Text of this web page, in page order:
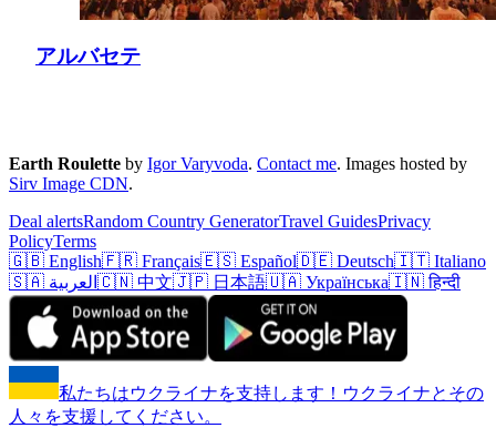
アルバセテ
Earth Roulette by Igor Varyvoda. Contact me. Images hosted by
Sirv Image CDN.
Deal alertsRandom Country GeneratorTravel GuidesPrivacy
PolicyTerms
🇬🇧 English🇫🇷 Français🇪🇸 Español🇩🇪 Deutsch🇮🇹 Italiano
🇸🇦 العربية 🇨🇳 中文🇯🇵 日本語🇺🇦 Українська🇮🇳 हिन्दी
私たちはウクライナを支持します！ウクライナとその
人々を支援してください。